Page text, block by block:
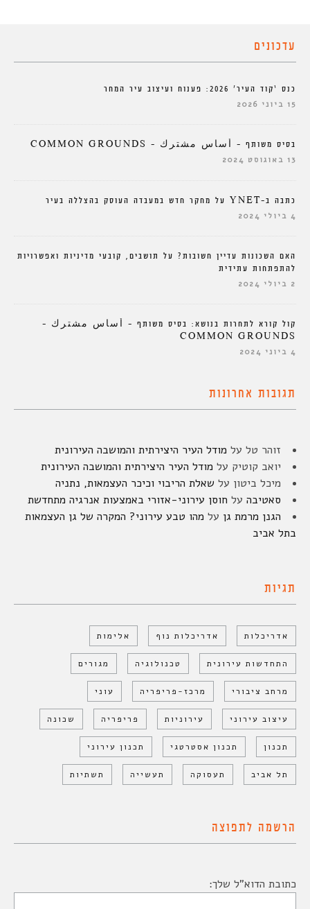
עדכונים
כנס ‘קוד העיר’ 2026: פענוח ועיצוב עיר המחר
15 ביוני 2026
בסיס משותף – أساس مشترك – COMMON GROUNDS
13 באוגוסט 2024
כתבה ב-YNET על מחקר חדש במעבדה העוסק בהצללה בעיר
4 ביולי 2024
האם השכונות עדיין חשובות? על תושבים, קובעי מדיניות ואפשרויות
להתפתחות עתידית
2 ביולי 2024
קול קורא לתחרות בנושא: בסיס משותף – أساس مشترك –
COMMON GROUNDS
4 ביוני 2024
תגובות אחרונות
זוהר טל על מודל העיר היצירתית והמושבה העירונית
יואב קוטיק על מודל העיר היצירתית והמושבה העירונית
מיכל ביטון על שאלת הריבוי וכיכר העצמאות, נתניה
סאטיבה על חוסן עירוני-אזורי באמצעות אנרגיה מתחדשת
הגנן מרמת גן על מהו טבע עירוני? המקרה של גן העצמאות
בתל אביב
תגיות
אדריכלות אדריכלות נוף אלימות
התחדשות עירונית טכנולוגיה מגורים
מרחב ציבורי מרכז-פריפריה עוני
עיצוב עירוני עירוניות פריפריה שכונה
תכנון תכנון אסטרטגי תכנון עירוני
תל אביב תעסוקה תעשייה תשתיות
הרשמה לתפוצה
כתובת הדוא"ל שלך: